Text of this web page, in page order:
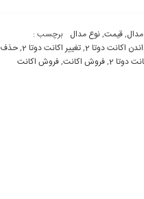
,قیمت,نوع مدال برچسب :
اکانت دوتا 2 ,تغيير اکانت دوتا 2 ,حذف
دوتا 2 ,فروش اکانت,فروش اکانت